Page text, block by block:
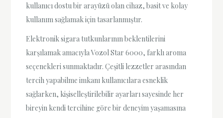
kullanıcı dostu bir arayüzü olan cihaz, basit ve kolay
kullanım sağlamak için tasarlanmıştır.
Elektronik sigara tutkunlarının beklentilerini
karşılamak amacıyla Vozol Star 6000, farklı aroma
seçenekleri sunmaktadır. Çeşitli lezzetler arasından
tercih yapabilme imkanı kullanıcılara esneklik
sağlarken, kişiselleştirilebilir ayarları sayesinde her
bireyin kendi tercihine göre bir deneyim yaşamasına